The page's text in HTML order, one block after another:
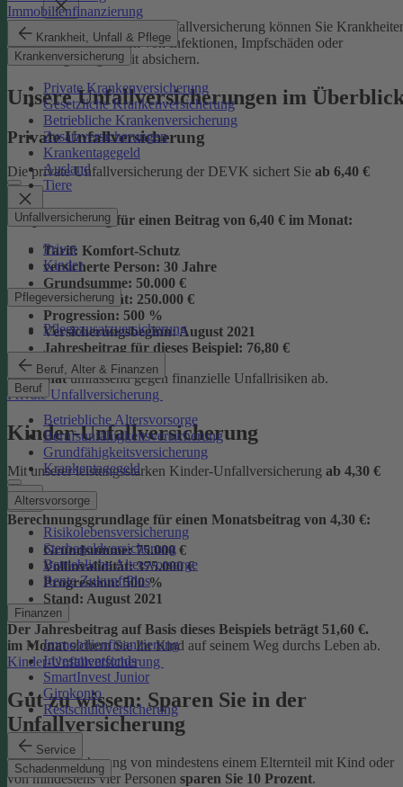
Immobilienfinanzierung
Krankheit, Unfall & Pflege
Krankenversicherung
Private Krankenversicherung
Gesetzliche Krankenversicherung
Betriebliche Krankenversicherung
Zusatzversicherungen
Krankentagegeld
Ausland
Tiere
Unfallversicherung
Privat
Kinder
Pflegeversicherung
Pflegezusatzversicherung
Beruf, Alter & Finanzen
Beruf
Betriebliche Altersvorsorge
Berufsunfähigkeitsversicherung
Grundfähigkeitsversicherung
Krankentagegeld
Altersvorsorge
Risikolebensversicherung
Sterbegeldversicherung
Betriebliche Altersvorsorge
Rente ZukunftPlus
Finanzen
Immobilienfinanzierung
Investmentfonds
SmartInvest Junior
Girokonto
Restschuldversicherung
Service
Schadenmeldung
Mit der Junior-Plus-Unfallversicherung können Sie
sowie die Folgen von Infektionen, Impfschäden oder
Vergiftungen mit absichern.
Unsere Unfallversicherungen im
Private Unfallversicherung
Die private Unfallversicherung der DEVK sichert Sie ab 6,40 €
Beispielrechnung für einen Beitrag von 6,40 € im Monat:
Tarif: Komfort-Schutz
versicherte Person: 30 Jahre
Grundsumme: 50.000 €
Vollinvalidität: 250.000 €
Progression: 500 %
Versicherungsbeginn:August 2021
Jahresbeitrag für dieses Beispiel: 76,80 €
im Monatumfassend gegen finanzielle Unfallrisiken ab.
Private Unfallversicherung
Kinder-Unfallversicherung
Mit unserer leistungsstarken Kinder-Unfallversicherung ab 4,30 €
Berechnungsgrundlage für einen Monatsbeitrag von 4,30 €:
Grundsumme:75.000 €
Vollinvalidität:375.000 €
Progression:500 %
Stand: August 2021
Der Jahresbeitrag auf Basis dieses Beispiels beträgt 51,60 €.
im Monatsichern Sie Ihr Kind auf seinem Weg durchs Leben ab.
Kinder-Unfallversicherung
Gut zu wissen: Sparen Sie in der
Unfallversicherung
Bei der Versicherung von mindestens einem Elternteil mit Kind oder
von mindestens vier Personen sparen Sie 10 Prozent.